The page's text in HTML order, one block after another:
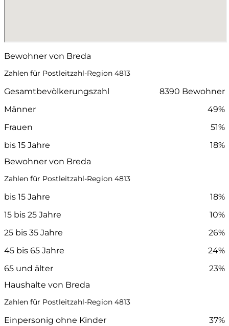
Bewohner von Breda
Zahlen für Postleitzahl-Region 4813
Gesamtbevölkerungszahl
8390 Bewohner
Männer
49%
Frauen
51%
bis 15 Jahre
18%
Bewohner von Breda
Zahlen für Postleitzahl-Region 4813
bis 15 Jahre
18%
15 bis 25 Jahre
10%
25 bis 35 Jahre
26%
45 bis 65 Jahre
24%
65 und älter
23%
Haushalte von Breda
Zahlen für Postleitzahl-Region 4813
Einpersonig ohne Kinder
37%